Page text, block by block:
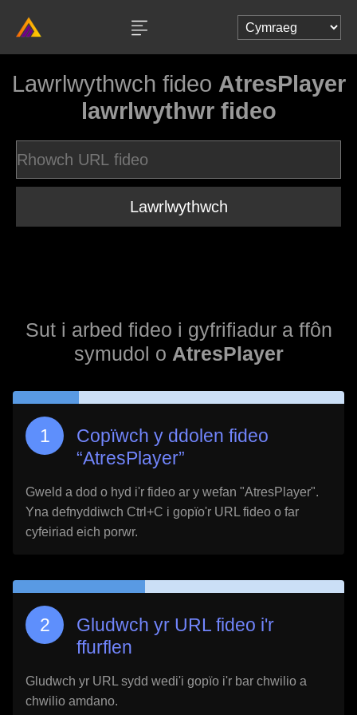
Lawrlwythwch fideo AtresPlayer
lawrlwythwr fideo
Lawrlwythwch
Sut i arbed fideo i gyfrifiadur a ffôn
symudol o AtresPlayer
Copïwch y ddolen fideo
“AtresPlayer”
Gweld a dod o hyd i'r fideo ar y wefan "AtresPlayer".
Yna defnyddiwch Ctrl+C i gopïo'r URL fideo o far
cyfeiriad eich porwr.
Gludwch yr URL fideo i'r
ffurflen
Gludwch yr URL sydd wedi'i gopïo i'r bar chwilio a
chwilio amdano.